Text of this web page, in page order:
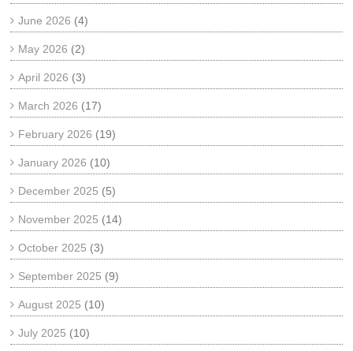
June 2026 (4)
May 2026 (2)
April 2026 (3)
March 2026 (17)
February 2026 (19)
January 2026 (10)
December 2025 (5)
November 2025 (14)
October 2025 (3)
September 2025 (9)
August 2025 (10)
July 2025 (10)